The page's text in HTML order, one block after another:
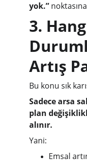
yok.”
3.
Artış
Bu konu sık
Sadece arsa
plan
alınır.
Yani:
Emsal